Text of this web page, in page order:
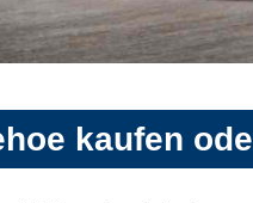
kaufen